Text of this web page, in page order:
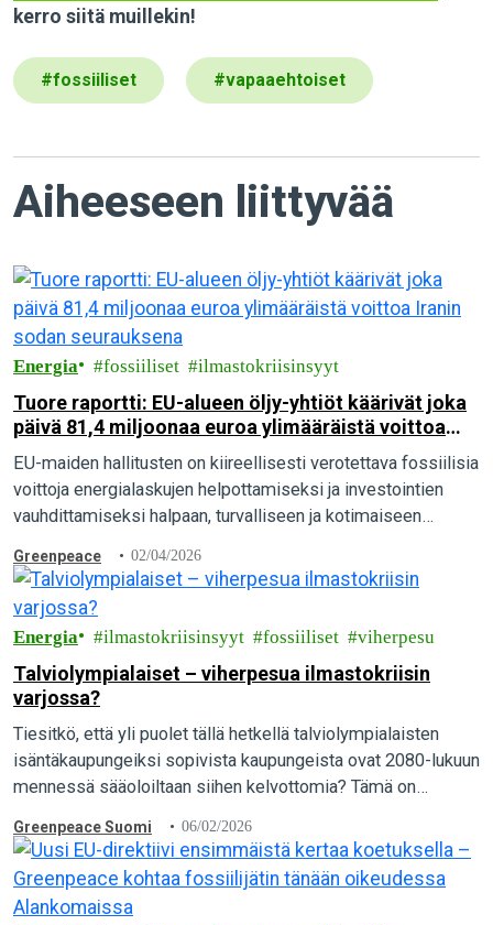
kerro siitä muillekin!
#fossiiliset #vapaaehtoiset
Aiheeseen liittyvää
Energia fossiiliset ilmastokriisinsyyt
Tuore raportti: EU-alueen öljy-yhtiöt käärivät joka
päivä 81,4 miljoonaa euroa ylimääräistä voittoa
Iranin sodan seurauksena
EU-maiden hallitusten on kiireellisesti verotettava fossiilisia
voittoja energialaskujen helpottamiseksi ja investointien
vauhdittamiseksi halpaan, turvalliseen ja kotimaiseen
Greenpeace 02/04/2026
Energia ilmastokriisinsyyt fossiiliset viherpesu
Talviolympialaiset – viherpesua ilmastokriisin
varjossa?
Tiesitkö, että yli puolet tällä hetkellä talviolympialaisten
isäntäkaupungeiksi sopivista kaupungeista ovat 2080-lukuun
mennessä sääoloiltaan siihen kelvottomia? Tämä on
2024 valmistuneen tieteellisen arvion lopputulos. Tulos
vahvistaa…
Greenpeace Suomi 06/02/2026